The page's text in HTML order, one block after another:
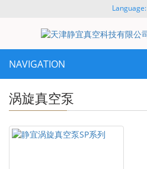
Language:
NAVIGATION
涡旋真空泵